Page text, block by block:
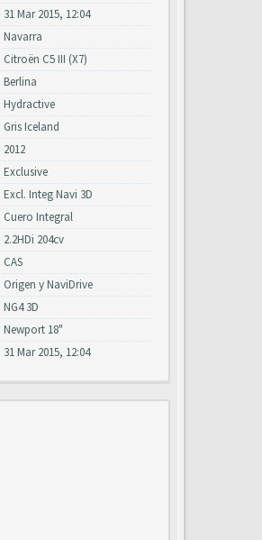
31 Mar 2015, 12:04
Navarra
Citroën C5 III (X7)
Berlina
Hydractive
Gris Iceland
2012
Exclusive
Excl. Integ Navi 3D
Cuero Integral
2.2HDi 204cv
CAS
Origen y NaviDrive
NG4 3D
Newport 18"
31 Mar 2015, 12:04